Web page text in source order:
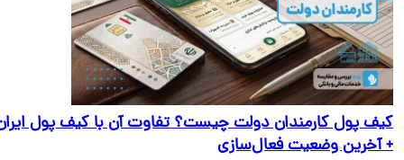
پول کارمندان دولت چیست؟ تفاوت آن با کیف پول ایران
وضعیت فعال‌سازی